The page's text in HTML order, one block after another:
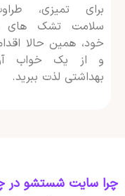
برای تمیزی،
سلامت تشک های
خود، همین حالا
و از یک خواب
بهداشتی لذت ببرید.
چرا سایت شستشو در